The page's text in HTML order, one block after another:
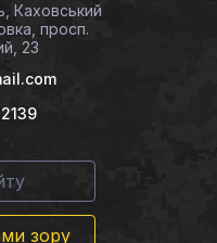
Каховський
просп.
23
зору